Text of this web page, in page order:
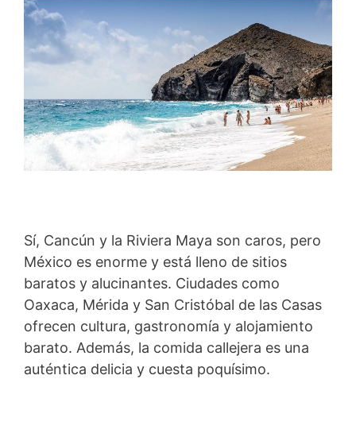
Sí, Cancún y la Riviera Maya son caros, pero
México es enorme y está lleno de sitios
baratos y alucinantes. Ciudades como
Oaxaca, Mérida y San Cristóbal de las Casas
ofrecen cultura, gastronomía y alojamiento
barato. Además, la comida callejera es una
auténtica delicia y cuesta poquísimo.